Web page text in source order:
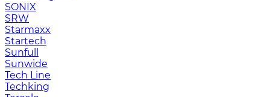
SONIX
SRW
Starmaxx
Startech
Sunfull
Sunwide
Tech Line
Techking